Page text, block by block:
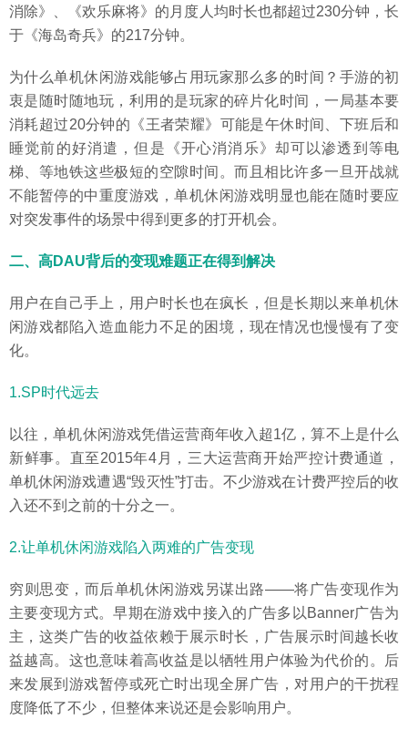
消除》、《欢乐麻将》的月度人均时长也都超过230分钟，长
于《海岛奇兵》的217分钟。
为什么单机休闲游戏能够占用玩家那么多的时间？手游的初
衷是随时随地玩，利用的是玩家的碎片化时间，一局基本要
消耗超过20分钟的《王者荣耀》可能是午休时间、下班后和
睡觉前的好消遣，但是《开心消消乐》却可以渗透到等电
梯、等地铁这些极短的空隙时间。而且相比许多一旦开战就
不能暂停的中重度游戏，单机休闲游戏明显也能在随时要应
对突发事件的场景中得到更多的打开机会。
二、 高DAU背后的变现难题正在得到解决
用户在自己手上，用户时长也在疯长，但是长期以来单机休
闲游戏都陷入造血能力不足的困境，现在情况也慢慢有了变
化。
1.SP时代远去
以往，单机休闲游戏凭借运营商年收入超1亿，算不上是什么
新鲜事。直至2015年4月，三大运营商开始严控计费通道，
单机休闲游戏遭遇“毁灭性”打击。不少游戏在计费严控后的收
入还不到之前的十分之一。
2.让单机休闲游戏陷入两难的广告变现
穷则思变，而后单机休闲游戏另谋出路——将广告变现作为
主要变现方式。早期在游戏中接入的广告多以Banner广告为
主，这类广告的收益依赖于展示时长，广告展示时间越长收
益越高。这也意味着高收益是以牺牲用户体验为代价的。后
来发展到游戏暂停或死亡时出现全屏广告，对用户的干扰程
度降低了不少，但整体来说还是会影响用户。